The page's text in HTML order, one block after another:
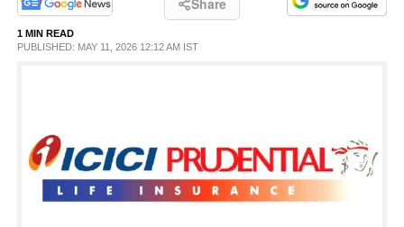
INFO+
Share
1 MIN READ
PUBLISHED: MAY 11, 2026 12:12 AM IST